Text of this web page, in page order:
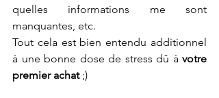
quelles informations me sont
manquantes, etc.
Tout cela est bien entendu additionnel
à une bonne dose de stress dû à votre
premier achat ;)